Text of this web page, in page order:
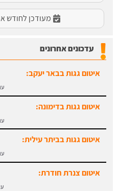
מעודכן לחודש
עדכונים אחרונים
איטום גגות בבאר יעקב:
איטום גגות בדימונה:
איטום גגות בביתר עילית:
איטום צנרת חודרת: